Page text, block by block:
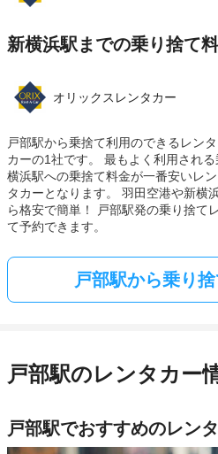
新横浜駅までの乗り捨て
オリックスレンタカー
戸部駅から乗捨て利用のできるレン
カーの1社です。 最もよく利用される
横浜駅への乗捨て料金が一番安いレ
タカーとなります。 羽田空港や新横
ら格安で簡単！ 戸部駅発の乗り捨て
て予約できます。
戸部駅から乗り
戸部駅のレンタカー
戸部駅でおすすめのレン